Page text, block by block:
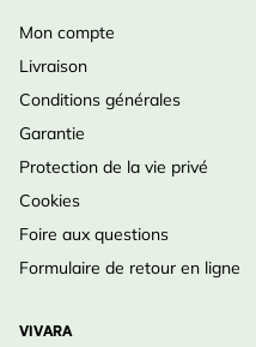
Mon compte
Livraison
Conditions générales
Garantie
Protection de la vie privé
Cookies
Foire aux questions
Formulaire de retour en ligne
VIVARA